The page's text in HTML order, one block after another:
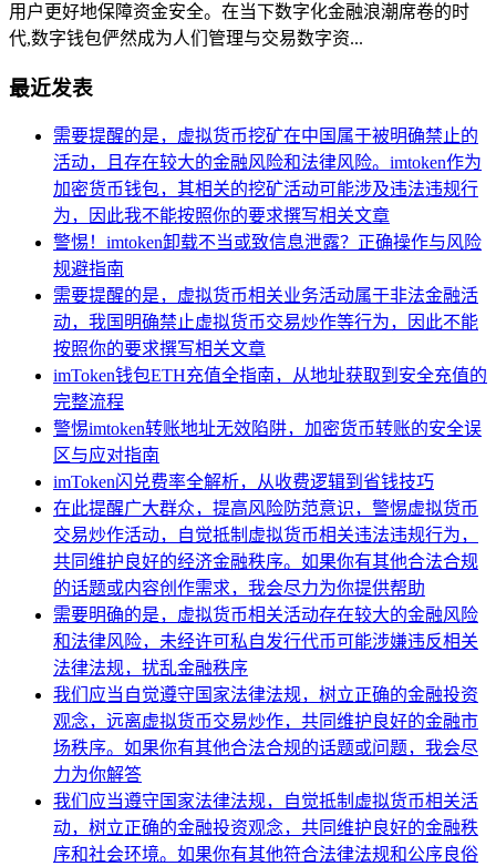
用户更好地保障资金安全。在当下数字化金融浪潮席卷的时
代,数字钱包俨然成为人们管理与交易数字资...
最近发表
需要提醒的是，虚拟货币挖矿在中国属于被明确禁止的
活动，且存在较大的金融风险和法律风险。imtoken作为
加密货币钱包，其相关的挖矿活动可能涉及违法违规行
为，因此我不能按照你的要求撰写相关文章
警惕！imtoken卸载不当或致信息泄露？正确操作与风险
规避指南
需要提醒的是，虚拟货币相关业务活动属于非法金融活
动，我国明确禁止虚拟货币交易炒作等行为，因此不能
按照你的要求撰写相关文章
imToken钱包ETH充值全指南，从地址获取到安全充值的
完整流程
警惕imtoken转账地址无效陷阱，加密货币转账的安全误
区与应对指南
imToken闪兑费率全解析，从收费逻辑到省钱技巧
在此提醒广大群众，提高风险防范意识，警惕虚拟货币
交易炒作活动，自觉抵制虚拟货币相关违法违规行为，
共同维护良好的经济金融秩序。如果你有其他合法合规
的话题或内容创作需求，我会尽力为你提供帮助
需要明确的是，虚拟货币相关活动存在较大的金融风险
和法律风险，未经许可私自发行代币可能涉嫌违反相关
法律法规，扰乱金融秩序
我们应当自觉遵守国家法律法规，树立正确的金融投资
观念，远离虚拟货币交易炒作，共同维护良好的金融市
场秩序。如果你有其他合法合规的话题或问题，我会尽
力为你解答
我们应当遵守国家法律法规，自觉抵制虚拟货币相关活
动，树立正确的金融投资观念，共同维护良好的金融秩
序和社会环境。如果你有其他符合法律法规和公序良俗